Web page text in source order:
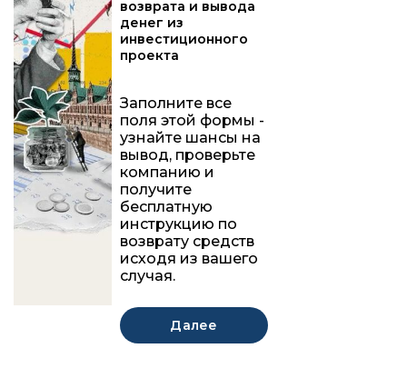
возврата и вывода
денег из
инвестиционного
проекта
Заполните все
поля этой формы -
узнайте шансы на
вывод, проверьте
компанию и
получите
бесплатную
инструкцию по
возврату средств
исходя из вашего
случая.